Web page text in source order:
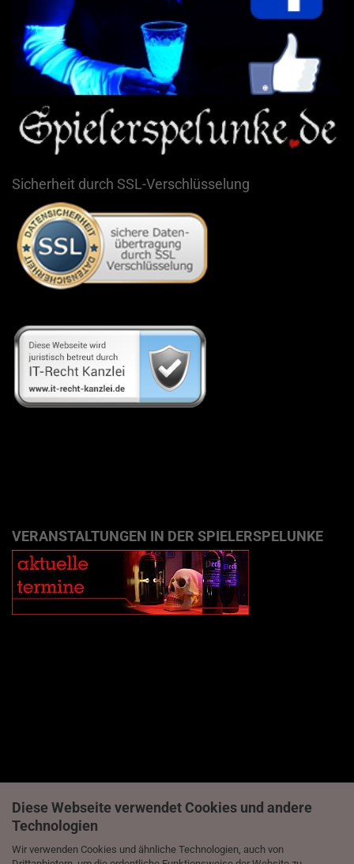
Diese Webseite verwendet Cookies und andere
Technologien
Wir verwenden Cookies und ähnliche Technologien, auch von
Sicherheit durch SSL-Verschlüsselung
VERANSTALTUNGEN IN DER SPIELERSPELUNKE